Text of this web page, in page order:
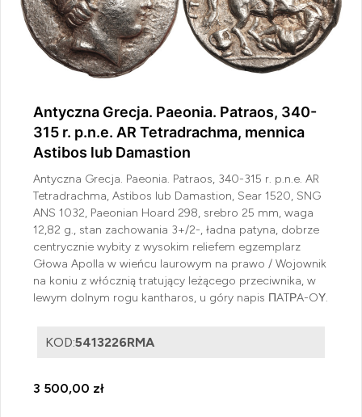
Antyczna Grecja. Paeonia. Patraos, 340-
315 r. p.n.e. AR Tetradrachma, mennica
Astibos lub Damastion
Antyczna Grecja. Paeonia. Patraos, 340-315 r. p.n.e. AR
Tetradrachma, Astibos lub Damastion, Sear 1520, SNG
ANS 1032, Paeonian Hoard 298, srebro 25 mm, waga
12,82 g., stan zachowania 3+/2-, ładna patyna, dobrze
centrycznie wybity z wysokim reliefem egzemplarz
Głowa Apolla w wieńcu laurowym na prawo / Wojownik
na koniu z włócznią tratujący leżącego przeciwnika, w
lewym dolnym rogu kantharos, u góry napis ΠATΡA-OΥ.
KOD:5413226RMA
3 500,00 zł